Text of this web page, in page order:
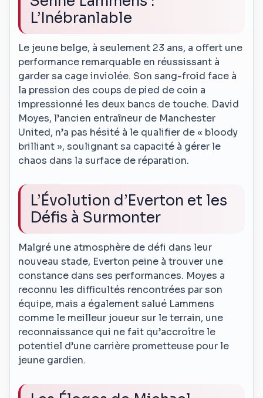
L’Inébranlable
Le jeune belge, à seulement 23 ans, a offert une
performance remarquable en réussissant à
garder sa cage inviolée. Son sang-froid face à
la pression des coups de pied de coin a
impressionné les deux bancs de touche. David
Moyes, l’ancien entraîneur de Manchester
United, n’a pas hésité à le qualifier de « bloody
brilliant », soulignant sa capacité à gérer le
chaos dans la surface de réparation.
L’Évolution d’Everton et les
Défis à Surmonter
Malgré une atmosphère de défi dans leur
nouveau stade, Everton peine à trouver une
constance dans ses performances. Moyes a
reconnu les difficultés rencontrées par son
équipe, mais a également salué Lammens
comme le meilleur joueur sur le terrain, une
reconnaissance qui ne fait qu’accroître le
potentiel d’une carrière prometteuse pour le
jeune gardien.